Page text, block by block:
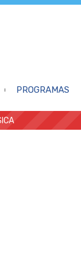
PROGRAMAS